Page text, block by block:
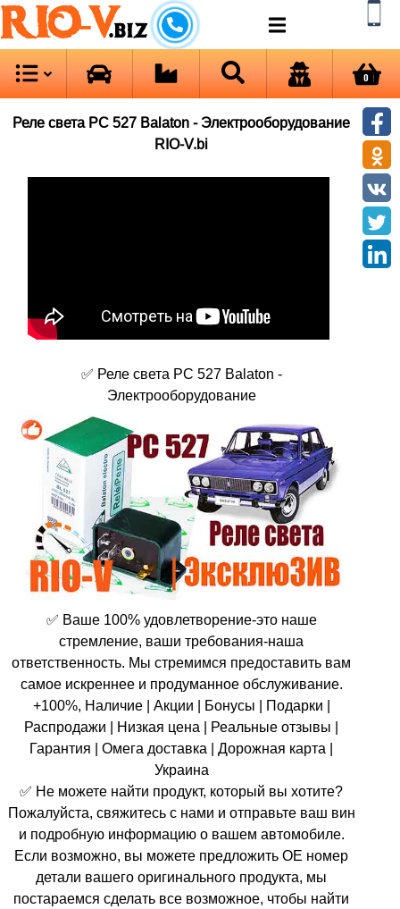
RIO-V.biz
0
Реле света РС 527 Balaton - Электрооборудование
RIO-V.bi
✅ Реле света РС 527 Balaton -
Электрооборудование
✅ Ваше 100% удовлетворение-это наше
стремление, ваши требования-наша
ответственность. Мы стремимся предоставить вам
самое искреннее и продуманное обслуживание.
+100%, Наличие | Акции | Бонусы | Подарки |
Распродажи | Низкая цена | Реальные отзывы |
Гарантия | Омега доставка | Дорожная карта |
Украина
✅ Не можете найти продукт, который вы хотите?
Пожалуйста, свяжитесь с нами и отправьте ваш вин
и подробную информацию о вашем автомобиле.
Если возможно, вы можете предложить OE номер
детали вашего оригинального продукта, мы
постараемся сделать все возможное, чтобы найти